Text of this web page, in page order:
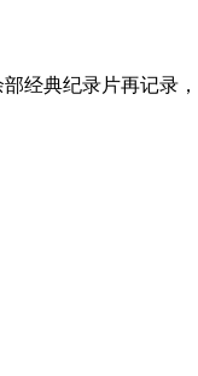
典纪录片再记录